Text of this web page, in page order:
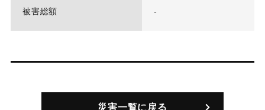
被害総額 -
災害一覧に戻る